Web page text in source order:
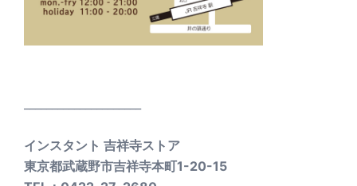
インスタント 吉祥寺ストア
東京都武蔵野市吉祥寺本町1-20-15